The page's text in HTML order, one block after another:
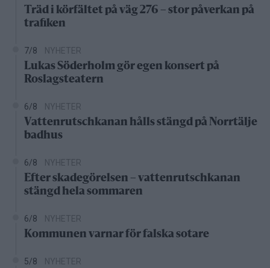
Träd i körfältet på väg 276 – stor påverkan på
trafiken
7/8 NYHETER
Lukas Söderholm gör egen konsert på
Roslagsteatern
6/8 NYHETER
Vattenrutschkanan hålls stängd på Norrtälje
badhus
6/8 NYHETER
Efter skadegörelsen – vattenrutschkanan
stängd hela sommaren
6/8 NYHETER
Kommunen varnar för falska sotare
5/8 NYHETER